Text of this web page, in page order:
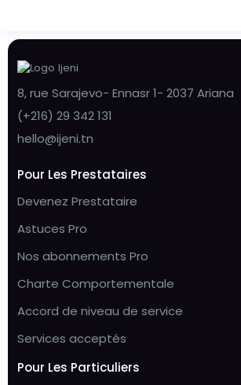
8, rue Sarajevo- Ennasr 1- 2037 Ariana
(+216) 29 342 131
hello@ijeni.tn
Pour Les Prestataires
Devenez Prestataire
Astuces Pro
Nos abonnements Pro
Charte Comportementale
Accord de niveau de service
Services acceptés
Pour Les Particuliers